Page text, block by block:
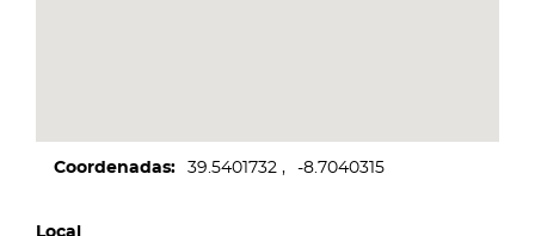
Coordenadas 39.5401732 -8.7040315
Local